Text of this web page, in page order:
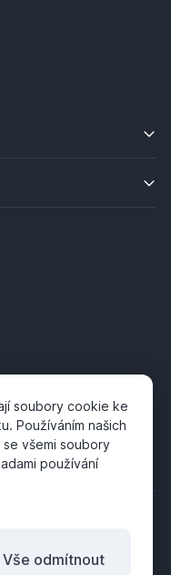
soubory cookie ke
Používáním našich
všemi soubory
používání
Vše odmítnout